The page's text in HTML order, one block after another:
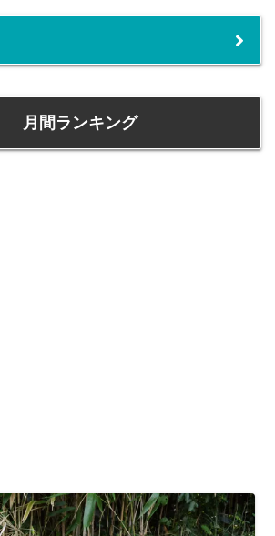
月間ランキング